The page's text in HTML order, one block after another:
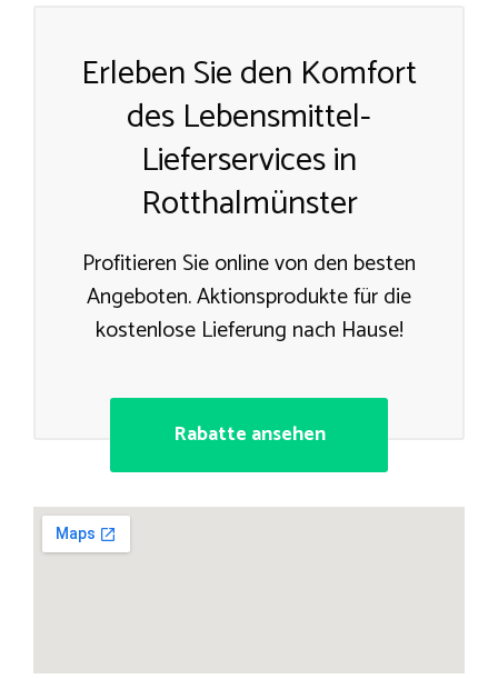
Erleben Sie den Komfort
des Lebensmittel-
Lieferservices in
Rotthalmünster
Profitieren Sie online von den besten
Angeboten. Aktionsprodukte für die
kostenlose Lieferung nach Hause!
Rabatte ansehen